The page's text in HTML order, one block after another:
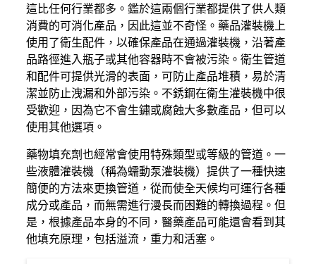
這比任何行業都多。鑑於這兩個行業都提供了供人類
消費的可消化產品，因此這並不奇怪。藥品灌裝機上
使用了衛生配件，以確保產品在通過灌裝機，沿著產
品路徑進入瓶子或其他容器時不會被污染。衛生管道
和配件可提供光滑的表面，可防止產品堆積，易於清
潔並防止洩漏和外部污染。不銹鋼在衛生灌裝機中很
受歡迎，因為它不會生鏽或腐蝕大多數產品，但可以
使用其他選項。
藥物填充劑也經常會使用特殊類型或等級的管道。一
些液體灌裝機（稱為蠕動泵灌裝機）提供了一種快速
簡便的方法來更換管道，從而使全天候均可運行各種
成分或產品，而無需進行漫長而困難的轉換過程。但
是，根據產品本身的不同，醫藥產品可能還會看到其
他填充原理，包括溢流，重力和活塞。